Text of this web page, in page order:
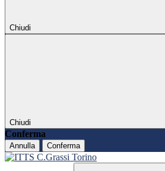
Chiudi
Chiudi
Conferma
Annulla Conferma